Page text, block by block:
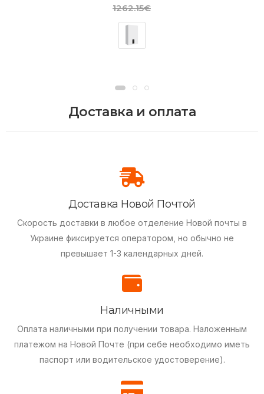
1262.15€
Доставка и оплата
Доставка Новой Почтой
Скорость доставки в любое отделение Новой почты в
Украине фиксируется оператором, но обычно не
превышает 1-3 календарных дней.
Наличными
Оплата наличными при получении товара. Наложенным
платежом на Новой Почте (при себе необходимо иметь
паспорт или водительское удостоверение).